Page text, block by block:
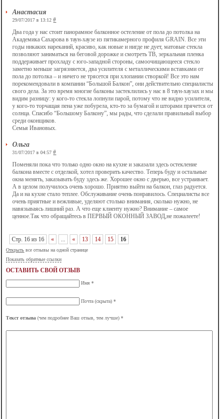
Анастасия
29/07/2017 в 13:12 #
Два года у нас стоит панорамное балконное остеление от пола до потолка на
Академика Сахарова в таун-хаузе из пятикамерного профиля GRAIN. Все эти
годы никаких нареканий, красиво, как новые и нигде не дует, матовые стекла
позволяют заниматься на беговой дорожке и смотреть ТВ, зеркальная пленка
поддерживает прохладу с юго-западной стороны, самоочищающееся стекло
заметно меньше загрязняется, два усилителя с металлическими вставками от
пола до потолка – и ничего не трясется при хлопании створкой! Все это нам
порекомендовали в компании “Большой Балкон”, они действительно специалисты
свого дела. За это время многие балконы застеклились у нас в 8 таун-хаузах и мы
видим разницу: у кого-то стекла лопнули парой, потому что не видно усилителя,
у кого-то торчащая пена уже побурела, кто-то за бумагой и шторами прячется от
солнца. Спасибо “Большому Балкону”, мы рады, что сделали правильный выбор
среди оконщиков.
Семья Ивановых.
Ольга
31/07/2017 в 04:57 #
Поменяли пока что только одно окно на кухне и заказали здесь остекление
балкона вместе с отделкой, хотел проверить качество. Теперь буду и остальные
окна менять, заказывать буду здесь же. Хорошее окно с дверью, все устраивает.
А в целом получилось очень хорошо. Приятно выйти на балкон, глаз радуется.
Да и на кухне стало теплее. Обслуживание очень понравилось. Специалисты все
очень приятные и вежливые, уделяют столько внимания, сколько нужно, не
навязываясь лишний раз. А что еще клиенту нужно? Внимание – самое
ценное.Так что обращайтесь в ПЕРВЫЙ ОКОННЫЙ ЗАВОД,не пожалеете!
Стр. 16 из 16 « ... « 13 14 15 16
Открыть все отзывы на одной странице
Показать обратные ссылки
ОСТАВИТЬ СВОЙ ОТЗЫВ
Имя *
Почта (скрыта) *
Текст отзыва (чем подробнее Ваш отзыв, тем лучше) *